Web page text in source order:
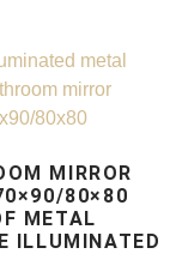
MIRROR
80×80
METAL
ILLUMINATED